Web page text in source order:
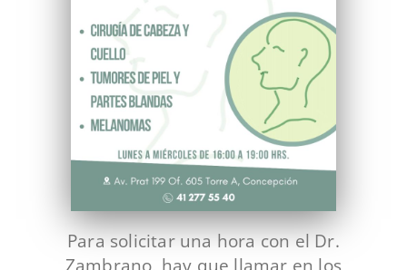
Para solicitar una hora con el Dr.
Zambrano, hay que llamar en los